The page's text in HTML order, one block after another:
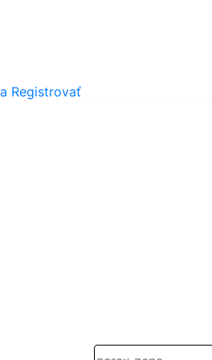
Registrovať